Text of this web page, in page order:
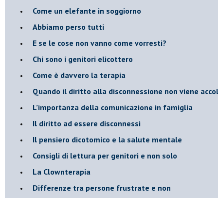
​Come un elefante in soggiorno
​Abbiamo perso tutti
E se le cose non vanno come vorresti?
​Chi sono i genitori elicottero
Come è davvero la terapia
Quando il diritto alla disconnessione non viene
​L’importanza della comunicazione in famiglia
​Il diritto ad essere disconnessi
​Il pensiero dicotomico e la salute mentale
​Consigli di lettura per genitori e non solo
​La Clownterapia
​Differenze tra persone frustrate e non